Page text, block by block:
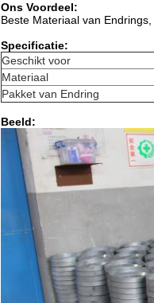
Ons Voordeel:
Beste Materiaal van Endrings
Specificatie:
Geschikt voor
Materiaal
Pakket van Endring
Beeld: